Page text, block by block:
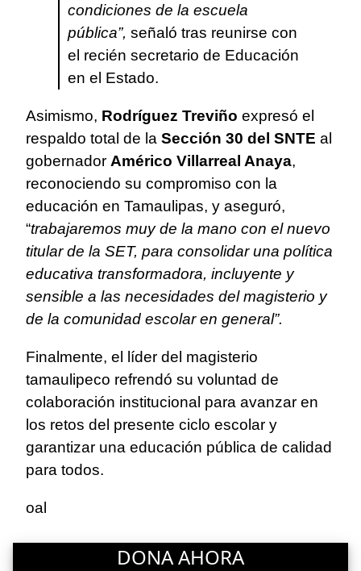
condiciones de la escuela
pública”, señaló tras reunirse con
el recién secretario de Educación
en el Estado.
Asimismo, Rodríguez Treviño expresó el
respaldo total de la Sección 30 del SNTE al
gobernador Américo Villarreal Anaya,
reconociendo su compromiso con la
educación en Tamaulipas, y aseguró,
“trabajaremos muy de la mano con el nuevo
titular de la SET, para consolidar una política
educativa transformadora, incluyente y
sensible a las necesidades del magisterio y
de la comunidad escolar en general”.
Finalmente, el líder del magisterio
tamaulipeco refrendó su voluntad de
colaboración institucional para avanzar en
los retos del presente ciclo escolar y
garantizar una educación pública de calidad
para todos.
oal
DONA AHORA